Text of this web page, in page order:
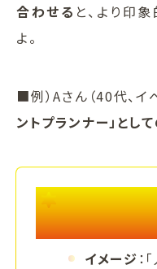
合わせる と、より印
よ。
■例）Aさん（40代、イ
ントプランナー」とし
セルフブラン
トプランナー
イメージ ：